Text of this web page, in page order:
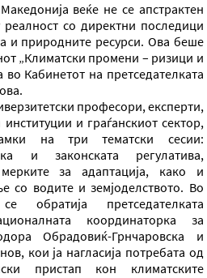
веќе не се апстрактен
реалност со директни последици
и природните ресурси. Ова беше
„Климатски промени – ризици и
Кабинетот на претседателката
професори, експерти,
и граѓанскиот сектор,
на три тематски сесии:
и законската регулатива,
за адаптација, како и
со водите и земјоделството. Во
обратија претседателката
координаторка за
Обрадовиќ-Грнчаровска и
кои ја нагласија потребата од
пристап кон климатските